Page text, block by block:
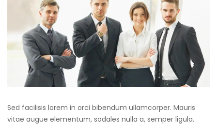
Sed facilisis lorem in orci bibendum ullamcorper. Mauris
vitae augue elementum, sodales nulla a, semper ligula.